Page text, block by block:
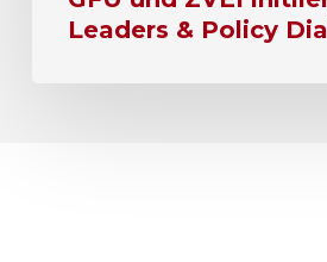
Leaders & Policy